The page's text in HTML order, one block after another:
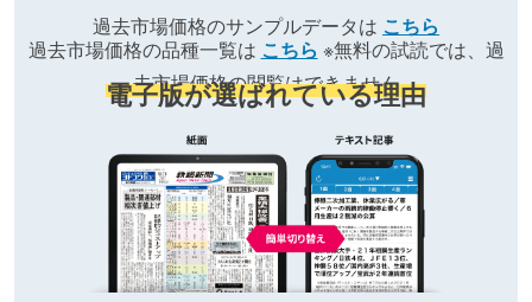
過去市場価格のサンプルデータは こちら
過去市場価格の品種一覧は こちら ※無料の試読では、過
去市場価格の閲覧はできません
電子版が選ばれている理由